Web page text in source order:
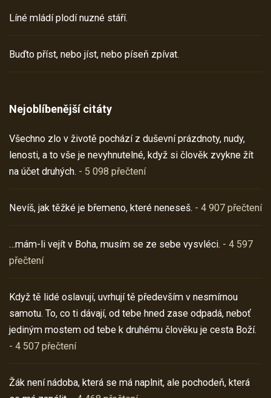
Líné mládí plodí nuzné stáří.
Buďto příst, nebo jíst, nebo píseň zpívat.
Nejoblíbenější citáty
Všechno zlo v životě pochází z duševní prázdnoty, nudy,
lenosti, a to vše je nevyhnutelné, když si člověk zvykne žít
na účet druhých. - 5 098 přečtení
Nevíš, jak těžké je břemeno, které neneseš. - 4 907 přečtení
…mám-li vejít v Boha, musím se ze sebe vysvléci. - 4 597
přečtení
Když tě lidé oslavují, uvrhují tě především v nesmírnou
samotu. To, co ti dávají, od tebe hned zase odpadá, neboť
jediným mostem od tebe k druhému člověku je cesta Boží.
- 4 507 přečtení
Žák není nádoba, která se má naplnit, ale pochodeň, která